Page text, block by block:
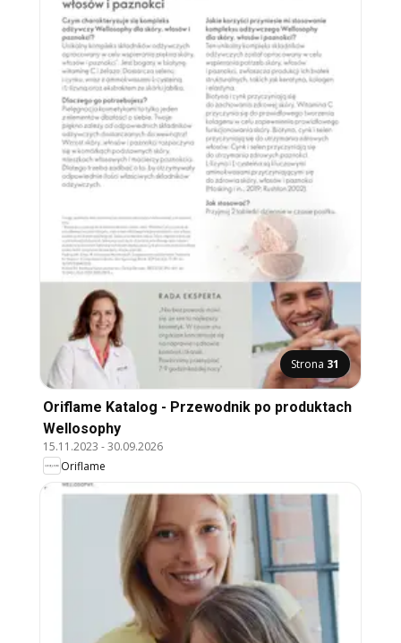
Strona 31
Oriflame Katalog - Przewodnik po produktach
Wellosophy
15.11.2023 -30.09.2026
Oriflame